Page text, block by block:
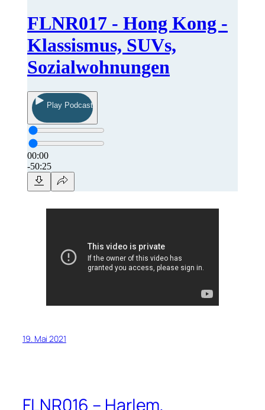
19. Mai 2021
FLNR016 – Harlem,